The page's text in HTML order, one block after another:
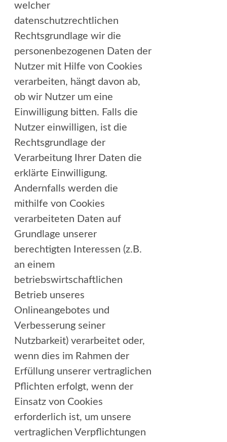
welcher
datenschutzrechtlichen
Rechtsgrundlage wir die
personenbezogenen Daten der
Nutzer mit Hilfe von Cookies
verarbeiten, hängt davon ab,
ob wir Nutzer um eine
Einwilligung bitten. Falls die
Nutzer einwilligen, ist die
Rechtsgrundlage der
Verarbeitung Ihrer Daten die
erklärte Einwilligung.
Andernfalls werden die
mithilfe von Cookies
verarbeiteten Daten auf
Grundlage unserer
berechtigten Interessen (z.B.
an einem
betriebswirtschaftlichen
Betrieb unseres
Onlineangebotes und
Verbesserung seiner
Nutzbarkeit) verarbeitet oder,
wenn dies im Rahmen der
Erfüllung unserer vertraglichen
Pflichten erfolgt, wenn der
Einsatz von Cookies
erforderlich ist, um unsere
vertraglichen Verpflichtungen